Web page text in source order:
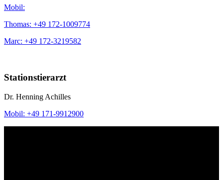
Mobil:
Thomas: +49 172-1009774
Marc: +49 172-3219582
Stationstierarzt
Dr. Henning Achilles
Mobil: +49 171-9912900